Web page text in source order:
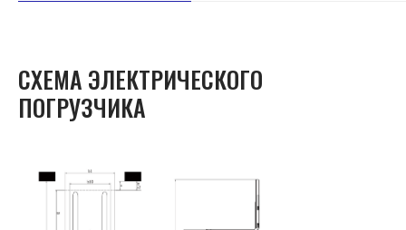
СХЕМА ЭЛЕКТРИЧЕСКОГО
ПОГРУЗЧИКА